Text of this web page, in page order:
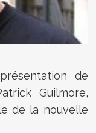
de
Guilmore,
de la nouvelle